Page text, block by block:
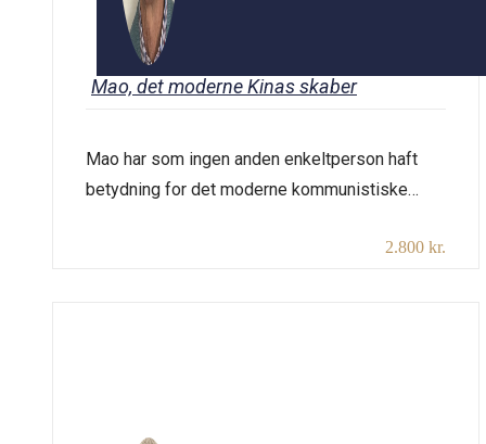
Mao, det moderne Kinas skaber
Mao har som ingen anden enkeltperson haft
betydning for det moderne kommunistiske
var der overalt ægte landesorg over tabet af
2.800 kr.